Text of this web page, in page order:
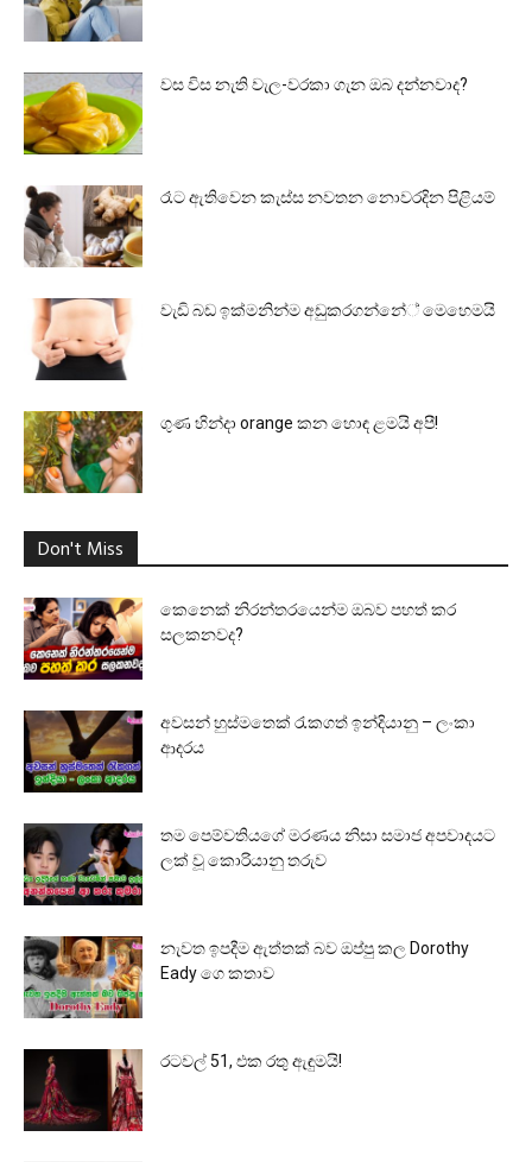
වස විස නැති වැල-වරකා ගැන ඔබ දන්නවාද?
රෑට ඇතිවෙන කැස්ස නවතන නොවරදින පිළියම්
වැඩි බඩ ඉක්මනින්ම අඩුකරගන්නේ් මෙහෙමයි
ගුණ හින්දා orange කන හොඳ ළමයි අපී!
Don't Miss
කෙනෙක් නිරන්තරයෙන්ම ඔබව පහත් කර
සලකනවද?
අවසන් හුස්මතෙක් රැකගත් ඉන්දියානු – ලංකා
ආදරය
තම පෙම්වතියගේ මරණය නිසා සමාජ අපවාදයට
ලක් වූ කොරියානු තරුව
නැවත ඉපදීම ඇත්තක් බව ඔප්පු කල Dorothy
Eady ගෙ කතාව
රටවල් 51, එක රතු ඇඳුමයි!